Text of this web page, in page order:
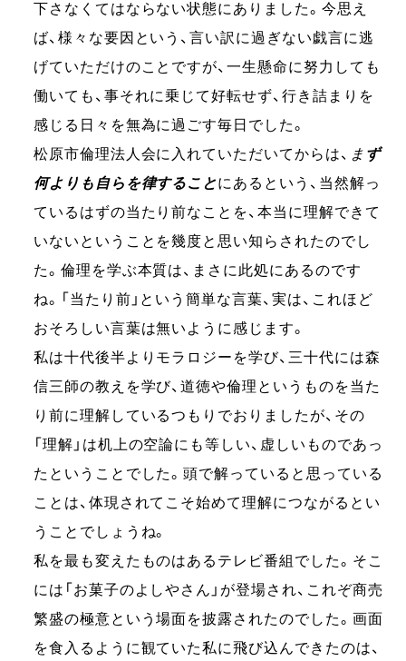
下さなくてはならない状態にありました。今思え
ば、様々な要因という、言い訳に過ぎない戯言に逃
げていただけのことですが、一生懸命に努力しても
働いても、事それに乗じて好転せず、行き詰まりを
感じる日々を無為に過ごす毎日でした。
松原市倫理法人会に入れていただいてからは、 ま ず
何よりも自らを律することにあるという、当然解っ
ているはずの当たり前なことを、本当に理解できて
いないということを幾度と思い知らされたのでし
た。倫理を学ぶ本質は、まさに此処にあるのです
ね。「当たり前」という簡単な言葉、実は、これほど
おそろしい言葉は無いように感じます。
私は十代後半よりモラロジーを学び、三十代には森
信三師の教えを学び、道徳や倫理というものを当た
り前に理解しているつもりでおりましたが、その
「理解」は机上の空論にも等しい、虚しいものであっ
たということでした。頭で解っていると思っている
ことは、体現されてこそ始めて理解につながるとい
うことでしょうね。
私を最も変えたものはあるテレビ番組でした。そこ
には「お菓子のよしやさん」が登場され、これぞ商売
繁盛の極意という場面を披露されたのでした。画面
を食入るように観ていた私に飛び込んできたのは、